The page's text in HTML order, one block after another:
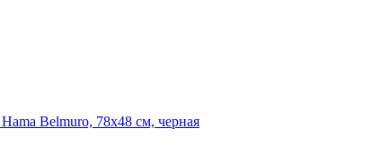
Belmuro, 78х48 см, черная